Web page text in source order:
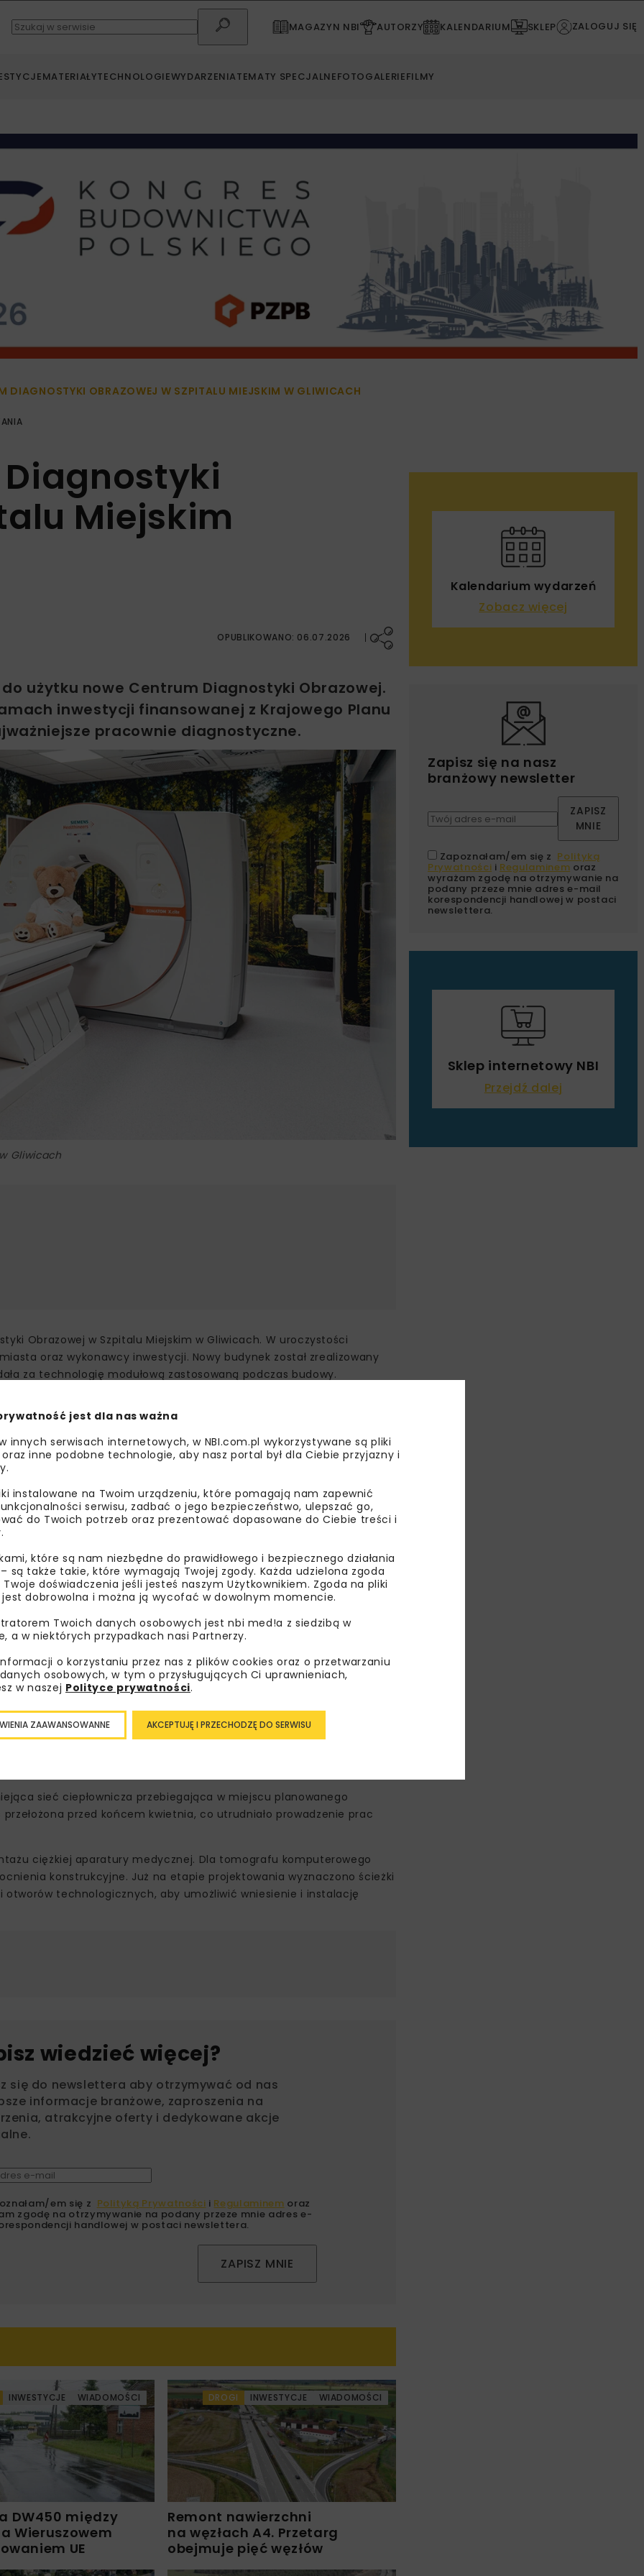
MAGAZYN NBI AUTORZY KALENDARIUM SKLEP ZALOGUJ SIĘ
MATERIAŁYTECHNOLOGIEWYDARZENIATEMATY SPECJALNEFOTOGALERIEFILMY
DIAGNOSTYKI OBRAZOWEJ W SZPITALU MIEJSKIM W GLIWICACH
Miejskim
OPUBLIKOWANO: 06.07.2026
użytku nowe Centrum Diagnostyki Obrazowej.
inwestycji finansowanej z Krajowego Planu
pracownie diagnostyczne.
Gliwicach
Obrazowej w Szpitalu Miejskim w Gliwicach. W uroczystości
oraz wykonawcy inwestycji. Nowy budynek został zrealizowany
za technologię modułową zastosowaną podczas budowy.
obrazowej
m² i stanowi część kompleksu szpitalnego. W budynku zlokalizowano
rentgenowską oraz ultrasonograficzną. Zaplanowano również
Odbudowy. Realizacja wymagała dotrzymania terminu
Z tego względu wykonawca zastosował technologię modułową,
sieć ciepłownicza przebiegająca w miejscu planowanego
przed końcem kwietnia, co utrudniało prowadzenie prac
ciężkiej aparatury medycznej. Dla tomografu komputerowego
konstrukcyjne. Już na etapie projektowania wyznaczono ścieżki
technologicznych, aby umożliwić wniesienie i instalację
wiedzieć więcej?
się do newslettera aby otrzymywać od nas
informacje branżowe, zaproszenia na
atrakcyjne oferty i dedykowane akcje
em się z Polityką Prywatności i Regulaminem oraz
zgodę na otrzymywanie na podany przeze mnie adres e-
handlowej w postaci newslettera.
ZAPISZ MNIE
INWESTYCJE WIADOMOŚCI
DW450 między
Wieruszowem
UE
DROGI INWESTYCJE WIADOMOŚCI
Remont nawierzchni
na węzłach A4. Przetarg
obejmuje pięć węzłów
Kalendarium wydarzeń
Zobacz więcej
Zapisz się na nasz
branżowy newsletter
ZAPISZ
MNIE
Zapoznałam/em się z Polityką
Prywatności i Regulaminem oraz
wyrażam zgodę na otrzymywanie na
podany przeze mnie adres e-mail
korespondencji handlowej w postaci
newslettera.
Sklep internetowy NBI
Przejdź dalej
jest dla nas ważna
innych serwisach internetowych, w NBI.com.pl wykorzystywane są pliki
inne podobne technologie, aby nasz portal był dla Ciebie przyjazny i
instalowane na Twoim urządzeniu, które pomagają nam zapewnić
serwisu, zadbać o jego bezpieczeństwo, ulepszać go,
do Twoich potrzeb oraz prezentować dopasowane do Ciebie treści i
które są nam niezbędne do prawidłowego i bezpiecznego działania
są także takie, które wymagają Twojej zgody. Każda udzielona zgoda
doświadczenia jeśli jesteś naszym Użytkownikiem. Zgoda na pliki
dobrowolna i można ją wycofać w dowolnym momencie.
Twoich danych osobowych jest nbi med!a z siedzibą w
a w niektórych przypadkach nasi Partnerzy.
o korzystaniu przez nas z plików cookies oraz o przetwarzaniu
osobowych, w tym o przysługujących Ci uprawnieniach,
w naszej Polityce prywatności.
AKCEPTUJĘ I PRZECHODZĘ DO SERWISU
ZAAWANSOWANNE